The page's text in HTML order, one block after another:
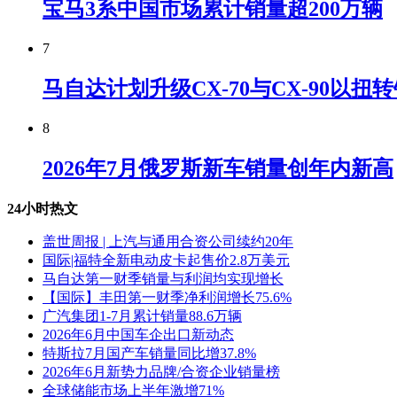
宝马3系中国市场累计销量超200万辆
7
马自达计划升级CX-70与CX-90以扭
8
2026年7月俄罗斯新车销量创年内新高
24小时热文
盖世周报 | 上汽与通用合资公司续约20年
国际|福特全新电动皮卡起售价2.8万美元
马自达第一财季销量与利润均实现增长
【国际】丰田第一财季净利润增长75.6%
广汽集团1-7月累计销量88.6万辆
2026年6月中国车企出口新动态
特斯拉7月国产车销量同比增37.8%
2026年6月新势力品牌/合资企业销量榜
全球储能市场上半年激增71%